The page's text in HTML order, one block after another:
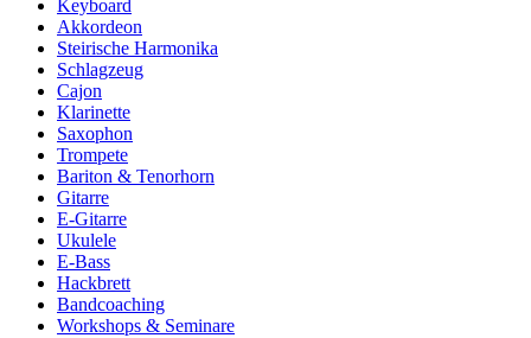
Keyboard
Akkordeon
Steirische Harmonika
Schlagzeug
Cajon
Klarinette
Saxophon
Trompete
Bariton & Tenorhorn
Gitarre
E-Gitarre
Ukulele
E-Bass
Hackbrett
Bandcoaching
Workshops & Seminare